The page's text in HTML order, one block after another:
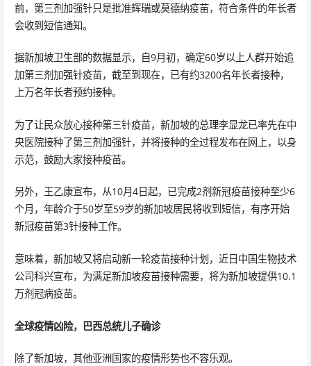
前，第三剂加强针只是批准辉瑞或莫德纳疫苗，符合条件的年长者
会收到短信通知。
据新加坡卫生部的数据显示，自9月初，确定60岁以上人群开始追
加第三剂加强针疫苗，截至到现在，已有约3200名年长者接种，
上万名年长者预约接种。
为了让民众放心接种第三针疫苗，新加坡的总理李显龙已率先在中
央医院接种了第三剂加强针，并将接种的全过程发布在网上，以身
示范，鼓励大家接种疫苗。
另外，王乙康宣布，从10月4日起，已完成2剂新冠疫苗接种至少6
个月，年龄介于50岁至59岁的新加坡居民将收到短信，有序开始
新冠疫苗第3针接种工作。
意味着，新加坡又将启动新一轮疫苗接种计划，近日中国生物技术
公司科兴宣布，为满足新加坡疫苗接种需要，将为新加坡提供10.1
万剂冠病疫苗。
全球疫情凶险，巴西总统儿子确诊
除了新加坡，其他亚洲国家的疫情形势也不容乐观。